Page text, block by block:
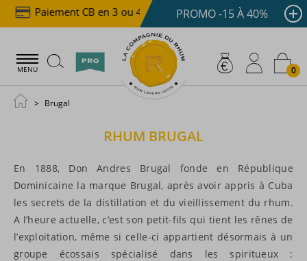
Paiement CB en 3 ou 4x dès 100 € Livraison
PROMO -15 À 40%
MENU 0
Brugal
RHUM BRUGAL
En 1888, Don Andres Brugal fonde en République
Dominicaine la marque Brugal, après avoir appris à Cuba
les secrets de la distillation et du vieillissement du rhum.
A l’heure actuelle, c’est son petit-fils qui tient les rênes de
l’exploitation, même si celle-ci appartient désormais à un
groupe écossais spécialisé dans les spiritueux :